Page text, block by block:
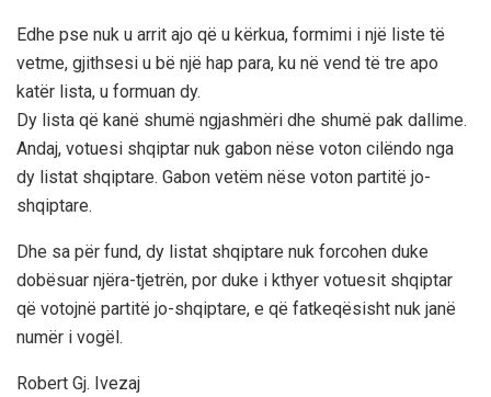
Edhe pse nuk u arrit ajo që u kërkua, formimi i një liste të
vetme, gjithsesi u bë një hap para, ku në vend të tre apo
katër lista, u formuan dy.
Dy lista që kanë shumë ngjashmëri dhe shumë pak dallime.
Andaj, votuesi shqiptar nuk gabon nëse voton cilëndo nga
dy listat shqiptare. Gabon vetëm nëse voton partitë jo-
shqiptare.
Dhe sa për fund, dy listat shqiptare nuk forcohen duke
dobësuar njëra-tjetrën, por duke i kthyer votuesit shqiptar
që votojnë partitë jo-shqiptare, e që fatkeqësisht nuk janë
numër i vogël.
Robert Gj. Ivezaj